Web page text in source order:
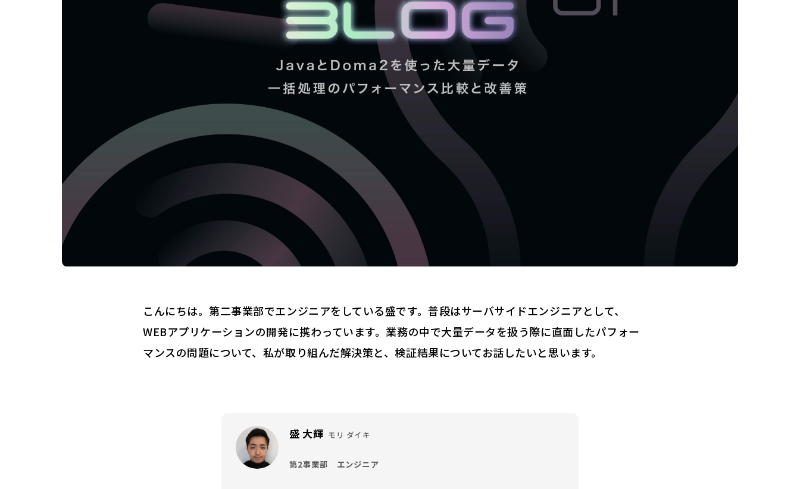
こんにちは。第二事業部でエンジニアをしている盛です。普段はサーバサイドエンジニアとして、
WEBアプリケーションの開発に携わっています。業務の中で大量データを扱う際に直面したパフォー
マンスの問題について、私が取り組んだ解決策と、検証結果についてお話したいと思います。
盛 大輝 モリ ダイキ
第2事業部 エンジニア